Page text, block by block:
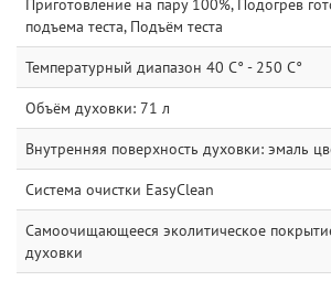
подъема теста, Подъём теста
Температурный диапазон 40 C° - 250 C°
Объём духовки: 71 л
Внутренняя поверхность духовки: эмаль
Система очистки EasyClean
Самоочищающееся эколитическое
духовки